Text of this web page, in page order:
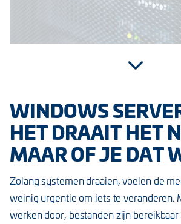
WINDOWS
HET DRAAIT HET
MAAR OF JE DAT
Zolang systemen draaien, voelen de
weinig urgentie om iets te veranderen.
werken door, bestanden zijn